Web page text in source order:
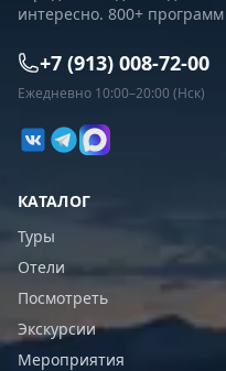
интересно. 800+
+7 (913) 008-72-00
Ежедневно 10:00–20:00 (Нск)
КАТАЛОГ
Туры
Отели
Посмотреть
Экскурсии
Мероприятия